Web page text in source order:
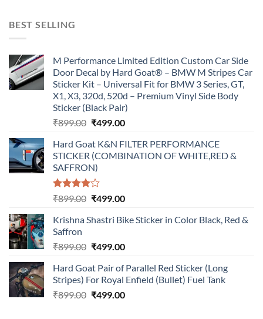
BEST SELLING
M Performance Limited Edition Custom Car Side
Door Decal by Hard Goat® – BMW M Stripes Car
Sticker Kit – Universal Fit for BMW 3 Series, GT,
X1, X3, 320d, 520d – Premium Vinyl Side Body
Sticker (Black Pair)
₹899.00 Original
was:
₹899.00.
₹499.00Current
is:
₹499.00.
Hard Goat K&N FILTER PERFORMANCE
STICKER (COMBINATION OF WHITE,RED &
SAFFRON)
Rated
of 5
₹899.00 Original
was:
₹499.00Current
is:
Krishna Shastri Bike Sticker in Color Black, Red &
Saffron
₹899.00 Original
was:
₹899.00.
₹499.00Current
is:
₹499.00.
Hard Goat Pair of Parallel Red Sticker (Long
Stripes) For Royal Enfield (Bullet) Fuel Tank
₹899.00 Original
₹499.00Current